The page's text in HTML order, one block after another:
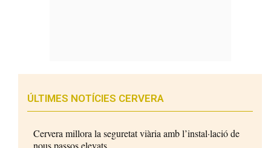
ÚLTIMES NOTÍCIES CERVERA
Cervera millora la seguretat viària amb l’instal·lació de
nous passos elevats